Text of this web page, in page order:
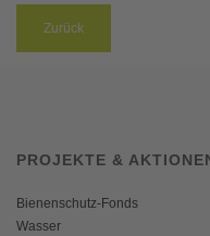
Zurück
PROJEKTE &
Bienenschutz-Fonds
Wasser